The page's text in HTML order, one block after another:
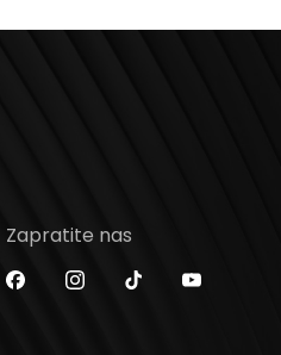
Zapratite nas